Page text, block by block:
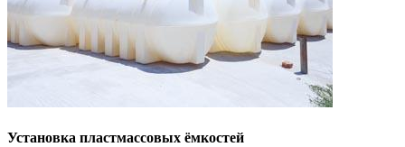
Установка пластмассовых ёмкостей